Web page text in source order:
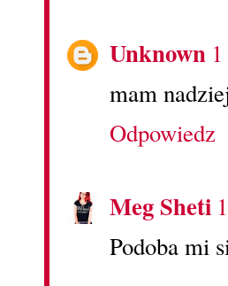
Unknown
mam
Odpowiedz
Meg Sheti
Podoba mi